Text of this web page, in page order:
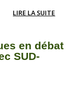
LIRE LA SUITE
en débat
SUD-